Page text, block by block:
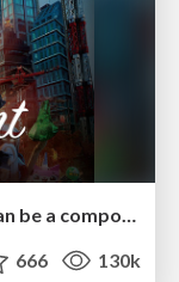
ReactJS: Keep Simple. Everything can be a component!
666 130k